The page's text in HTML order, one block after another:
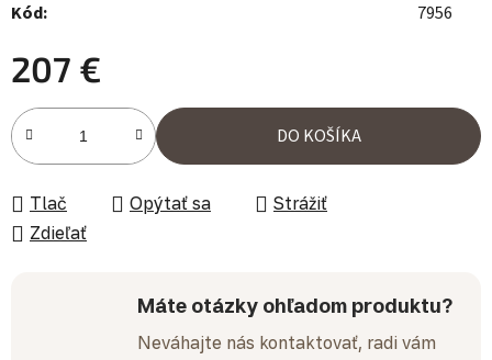
Kód: 7956
207 €
Jednotková cena:
DO KOŠÍKA
Tlač Opýtať sa
Strážiť
Zdieľať
Máte otázky ohľadom produktu?
Neváhajte nás kontaktovať, radi vám